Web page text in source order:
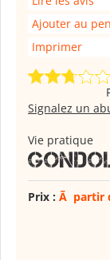
Ajouter au
Imprimer
Signalez un
Vie pratique
Prix : Ã partir